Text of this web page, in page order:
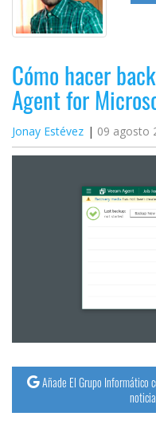
Cómo hacer
Agent for
Jonay Estévez 09 agosto
Añade El Grupo Informático